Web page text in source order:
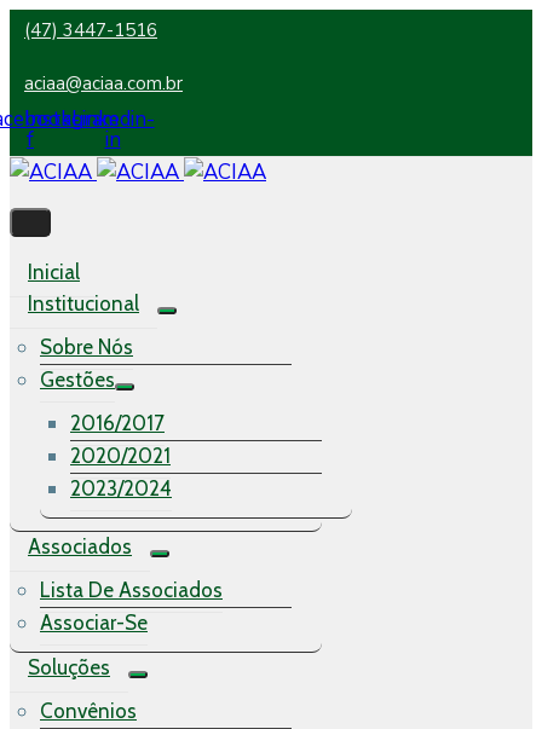
(47) 3447-1516
aciaa@aciaa.com.br
f
Instagram
Linkedin-
in
Inicial
Institucional
Sobre Nós
Gestões
2016/2017
2020/2021
2023/2024
Associados
Lista De Associados
Associar-Se
Soluções
Convênios